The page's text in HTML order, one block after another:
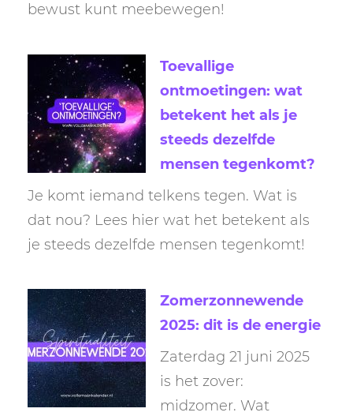
bewust kunt meebewegen!
Toevallige
ontmoetingen: wat
betekent het als je
steeds dezelfde
mensen tegenkomt?
Je komt iemand telkens tegen. Wat is
dat nou? Lees hier wat het betekent als
je steeds dezelfde mensen tegenkomt!
Zomerzonnewende
2025: dit is de energie
Zaterdag 21 juni 2025
is het zover:
midzomer. Wat